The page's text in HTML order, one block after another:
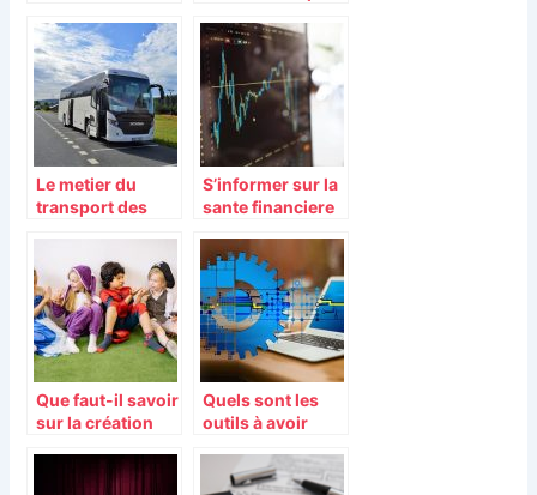
energetiques de
votre entreprise?
activite
Le metier du
transport des
faire
S’informer sur la
sante financiere
francaises
Que faut-il savoir
sur la création
crèche ?
Quels sont les
outils à avoir
pour développer